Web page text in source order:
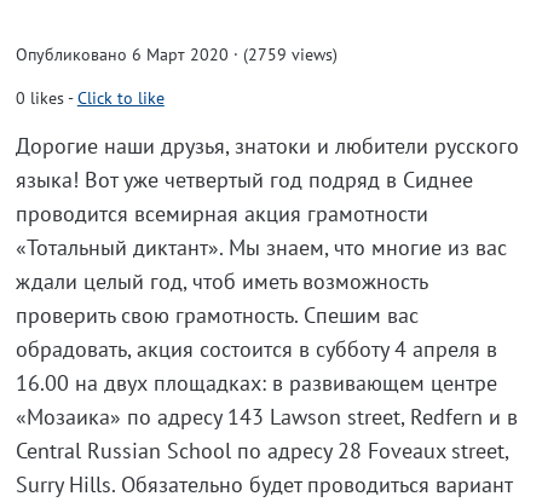
Опубликовано 6 Март 2020 · (2759 views)
0 likes-Click to like
Дорогие наши друзья, знатоки и любители русского
языка! Вот уже четвертый год подряд в Сиднее
проводится всемирная акция грамотности
«Тотальный диктант». Мы знаем, что многие из вас
ждали целый год, чтоб иметь возможность
проверить свою грамотность. Спешим вас
обрадовать, акция состоится в субботу 4 апреля в
16.00 на двух площадках: в развивающем центре
«Мозаика» по адресу 143 Lawson street, Redfern и в
Central Russian School по адресу 28 Foveaux street,
Surry Hills. Обязательно будет проводиться вариант